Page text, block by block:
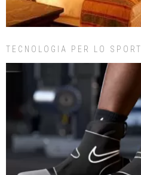
TECNOLOGIA PER LO SPORT